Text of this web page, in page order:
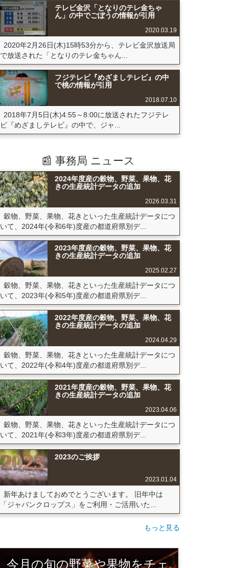
テレビ金沢「となりのテレ金ちゃ
ん」の中でごぼうの情報が引用
2020.03.19
2020年2月26日(木)15時53分から、テレビ金沢放送局
で放送された「となりのテレ金ちゃん...
フジテレビ『めざましテレビ』の中
で桃の情報が引用
2018.07.10
2018年7月5日(木)4:55～8:00に放送されたフジテレ
ビ『めざましテレビ』の中で、ジャ...
📰 事務局 ニュース
2024年度産の穀物、野菜、果物、花
きの生産統計データの追加
2026.03.31
穀物、野菜、果物、花きといった生産統計データにつ
いて、2024年(令和6年)度産の都道府県別デ...
2023年度産の穀物、野菜、果物、花
きの生産統計データの追加
2025.02.27
穀物、野菜、果物、花きといった生産統計データにつ
いて、2023年(令和5年)度産の都道府県別デ...
2022年度産の穀物、野菜、果物、花
きの生産統計データの追加
2024.04.29
穀物、野菜、果物、花きといった生産統計データにつ
いて、2022年(令和4年)度産の都道府県別デ...
2021年度産の穀物、野菜、果物、花
きの生産統計データの追加
2023.04.06
穀物、野菜、果物、花きといった生産統計データにつ
いて、2021年(令和3年)度産の都道府県別デ...
2023のご挨拶
2023.01.04
新年あけましておめでとうございます。 旧年中は
「ジャパンクロップス」をご利用・ご活用いた...
もっと見る
今月の旬の野菜や果物をチェ